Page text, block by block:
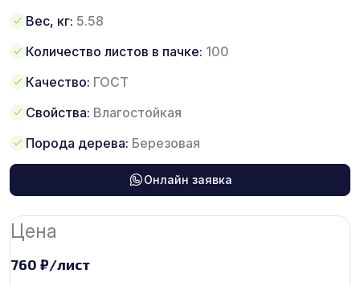
Вес, кг: 5.58
Количество листов в пачке: 100
Качество: ГОСТ
Свойства: Влагостойкая
Порода дерева: Березовая
Онлайн заявка
Цена
760 ₽/лист